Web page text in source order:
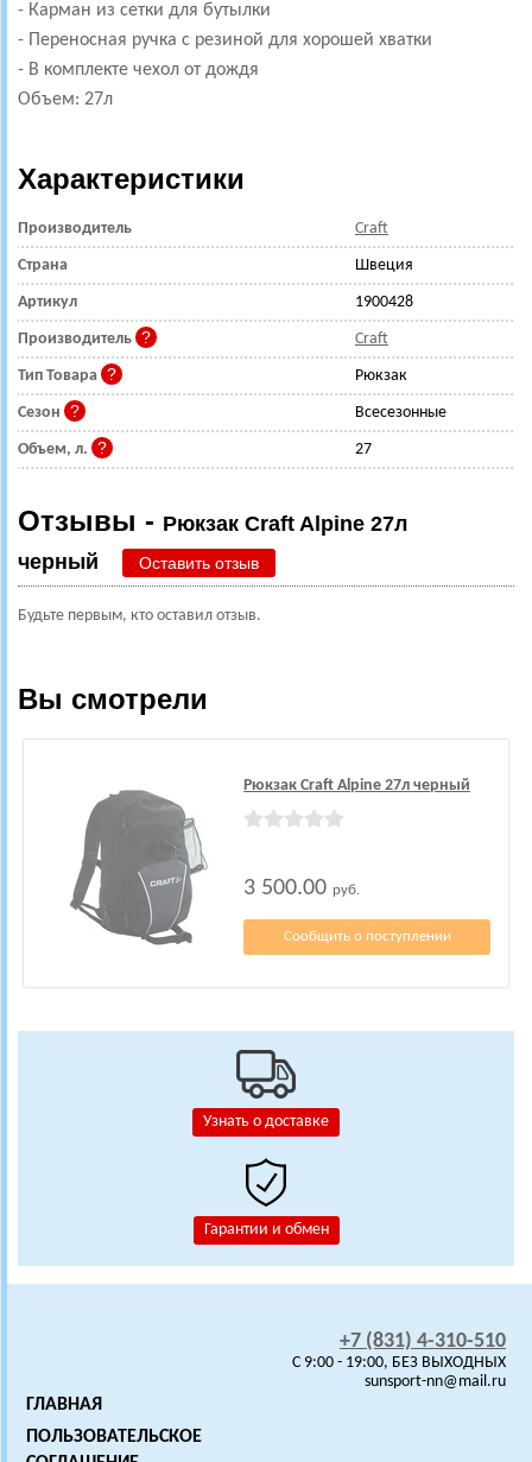
Узнать о доставке
Гарантии и обмен
- Карман из сетки для бутылки
- Переносная ручка с резиной для хорошей хватки
- В комплекте чехол от дождя
Объем: 27л
Характеристики
Производитель Craft
Страна Швеция
Артикул 1900428
Производитель Craft
Тип Товара Рюкзак
Сезон Всесезонные
Объем, л. 27
Отзывы - Рюкзак Craft Alpine 27л
черный
Оставить отзыв
Будьте первым, кто оставил отзыв.
Вы смотрели
Рюкзак Craft Alpine 27л черный
3 500.00 руб.
Сообщить о поступлении
+7 (831) 4-310-510
C 9:00 - 19:00, БЕЗ ВЫХОДНЫХ
sunsport-nn@mail.ru
ГЛАВНАЯ
ПОЛЬЗОВАТЕЛЬСКОЕ